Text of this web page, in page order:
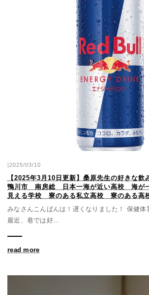
|2025/03/10
【2025年3月10日更新】桑原先生の好きな
鴨川市 南房総 日本一海が近い高校 海が
見える学校 寮のある私立高校 寮のある高
みなさんこんばんは！遅くなりました！ 保健体
最近、巷では好...
read more